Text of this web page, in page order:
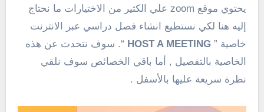
يحتوي موقع zoom علي الكثير من الاختيارات ما نحتاج
إليه هنا لكي نستطيع انشاء فصل دراسي عبر الانترنت
خاصية ” HOST A MEETING “. سوف نتحدث عن هذه
الخاصية بالتفصيل , أما باقي الخصائص سوف نلقي
نظرة سريعة عليها بالأسفل .